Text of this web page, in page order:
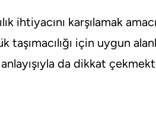
ihtiyacını karşılamak
için uygun
da dikkat